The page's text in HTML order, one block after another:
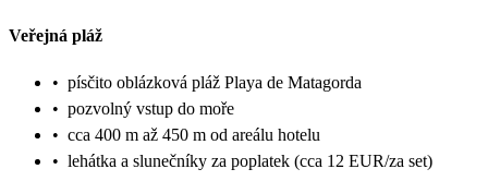
Veřejná pláž
• písčito oblázková pláž Playa de Matagorda
• pozvolný vstup do moře
• cca 400 m až 450 m od areálu hotelu
• lehátka a slunečníky za poplatek (cca 12 EUR/za set)